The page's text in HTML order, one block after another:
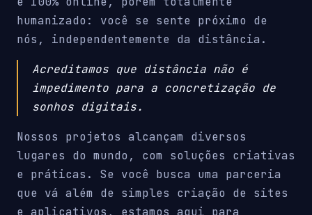
humanizado: você se sente próximo de
nós, independentemente da distância.
Acreditamos que distância não é
impedimento para a concretização de
sonhos digitais.
Nossos projetos alcançam diversos
lugares do mundo, com soluções criativas
e práticas. Se você busca uma parceria
que vá além de simples criação de sites
e aplicativos, estamos aqui para